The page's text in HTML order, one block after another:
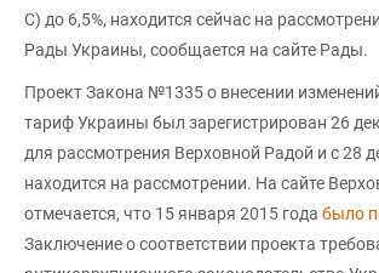
С) до 6,5%, находится сейчас на
Рады Украины, сообщается на сайте Рады.
Проект Закона №1335 о внесении
тариф Украины был зарегистрирован 26
для рассмотрения Верховной Радой и с 28
находится на рассмотрении. На сайте
отмечается, что 15 января 2015 года было
Заключение о соответствии проекта